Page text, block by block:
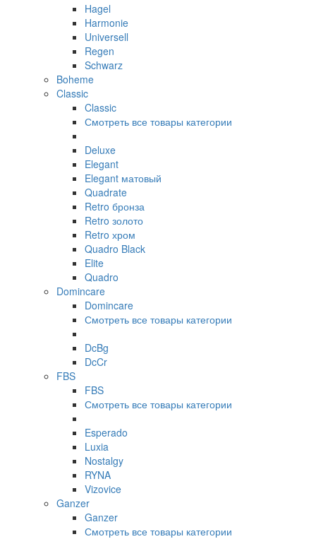
Hagel
Harmonie
Universell
Regen
Schwarz
Boheme
Classic
Classic
Смотреть все товары категории
Deluxe
Elegant
Elegant матовый
Quadrate
Retro бронза
Retro золото
Retro хром
Quadro Black
Elite
Quadro
Domincare
Domincare
Смотреть все товары категории
DcBg
DcCr
FBS
FBS
Смотреть все товары категории
Esperado
Luxia
Nostalgy
RYNA
Vizovice
Ganzer
Ganzer
Смотреть все товары категории